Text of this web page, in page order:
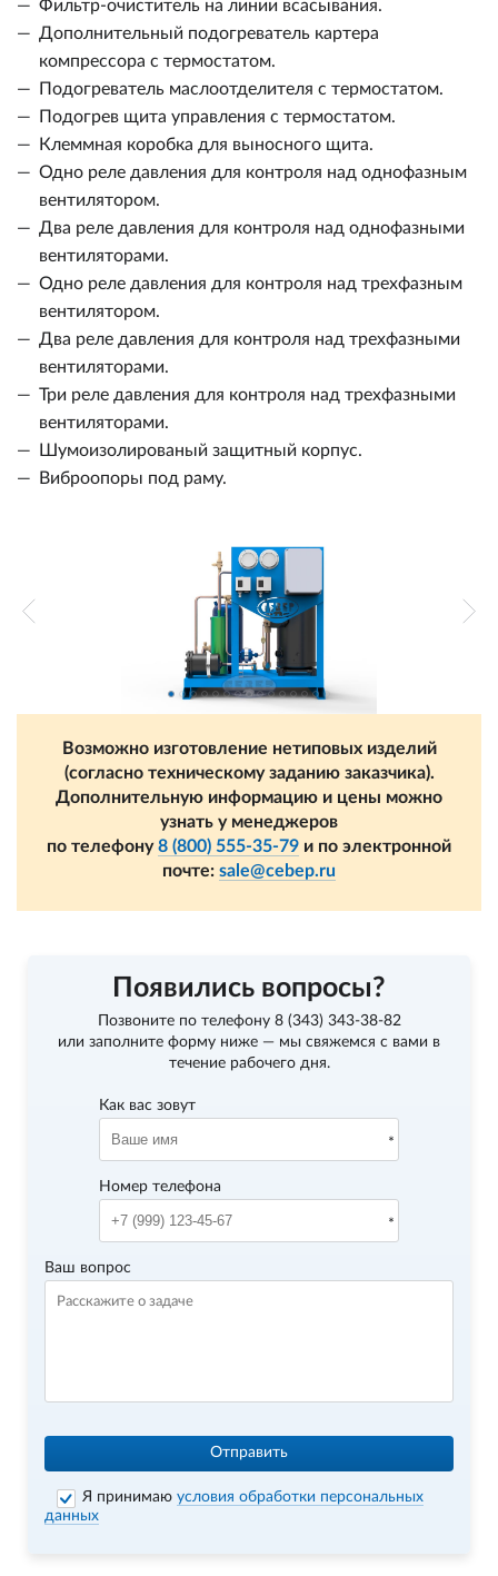
Фильтр-очиститель на линии всасывания.
Дополнительный подогреватель картера
компрессора с термостатом.
Подогреватель маслоотделителя с термостатом.
Подогрев щита управления с термостатом.
Клеммная коробка для выносного щита.
Одно реле давления для контроля над однофазным
вентилятором.
Два реле давления для контроля над однофазными
вентиляторами.
Одно реле давления для контроля над трехфазным
вентилятором.
Два реле давления для контроля над трехфазными
вентиляторами.
Три реле давления для контроля над трехфазными
вентиляторами.
Шумоизолированый защитный корпус.
Виброопоры под раму.
Возможно изготовление нетиповых изделий
(согласно техническому заданию заказчика).
Дополнительную информацию и цены можно
узнать у менеджеров
по телефону8 (800) 555-35-79 и по электронной
почте: sale@cebep.ru
Появились вопросы?
Позвоните по телефону 8 (343) 343-38-82
или заполните форму ниже — мы свяжемся с вами в
течение рабочего дня.
Как вас зовут
Номер телефона
Ваш вопрос
Отправить
Я принимаюусловия обработки персональных
данных